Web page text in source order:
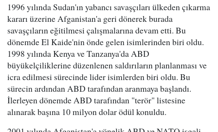
1996 yılında Sudan'ın yabancı savaşçıları ülkeden çıkarma
kararı üzerine Afganistan'a geri dönerek burada
savaşçıların eğitilmesi çalışmalarına devam etti. Bu
dönemde El Kaide'nin önde gelen isimlerinden biri oldu.
1998 yılında Kenya ve Tanzanya'da ABD
büyükelçiliklerine düzenlenen saldırıların planlanması ve
icra edilmesi sürecinde lider isimlerden biri oldu. Bu
sürecin ardından ABD tarafından aranmaya başlandı.
İlerleyen dönemde ABD tarafından "terör" listesine
alınarak başına 10 milyon dolar ödül konuldu.